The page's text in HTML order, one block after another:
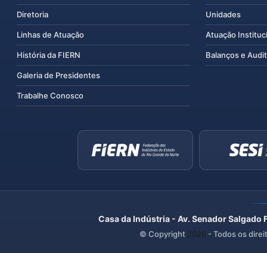
Diretoria
Linhas de Atuação
História da FIERN
Galeria de Presidentes
Trabalhe Conosco
Unidades
Atuação
Balanços e
Casa da Indústria - Av. Senador
© Copyright 2026 - Todos os